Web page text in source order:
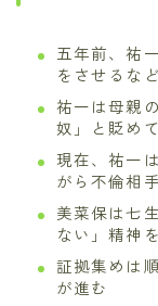
五年前、祐
をさせるな
祐一は母親
奴」と貶め
現在、祐一
がら不倫相
美菜保は七
ない」精神
証拠集めは
が進む